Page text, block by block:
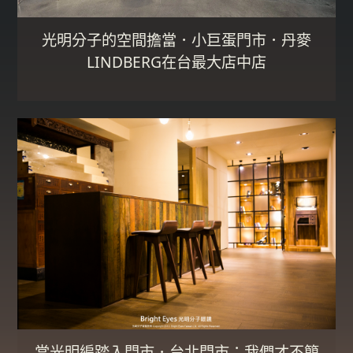
光明分子的空間擔當．小巨蛋門市．丹麥
LINDBERG在台最大店中店